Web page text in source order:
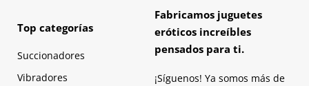
Top categorías
Succionadores
Vibradores
Fabricamos juguetes
eróticos increíbles
pensados para ti.
¡Síguenos! Ya somos más de